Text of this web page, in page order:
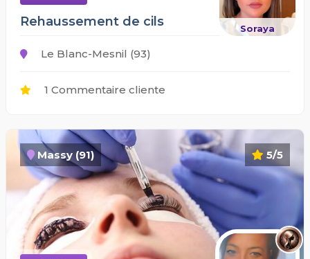
Soraya
Rehaussement de cils
Le Blanc-Mesnil (93)
1 Commentaire cliente
5/5
Massy (91)